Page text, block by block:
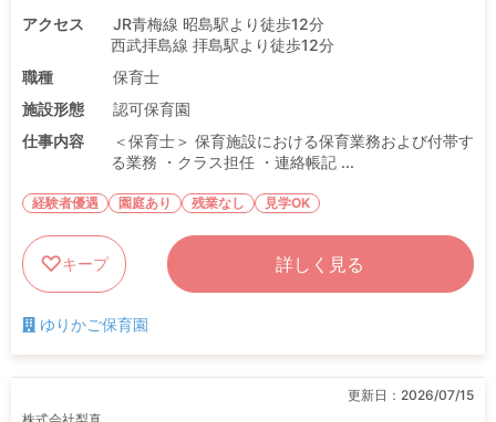
アクセス
JR青梅線 昭島駅より徒歩12分
西武拝島線 拝島駅より徒歩12分
職種
保育士
施設形態
認可保育園
仕事内容
＜保育士＞ 保育施設における保育業務および付帯す
る業務 ・クラス担任 ・連絡帳記 ...
経験者優遇 園庭あり 残業なし 見学OK
キープ 詳しく見る
ゆりかご保育園
更新日： 2026/07/15